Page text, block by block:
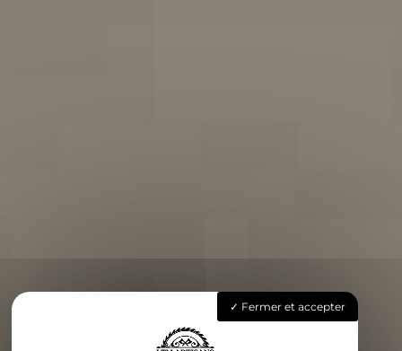
Fermer et accepter